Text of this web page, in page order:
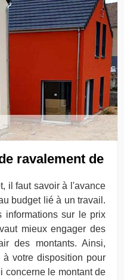
ravalement de
il faut savoir à l'avance
budget lié à un travail.
informations sur le prix
mieux engager des
des montants. Ainsi,
à votre disposition pour
concerne le montant de